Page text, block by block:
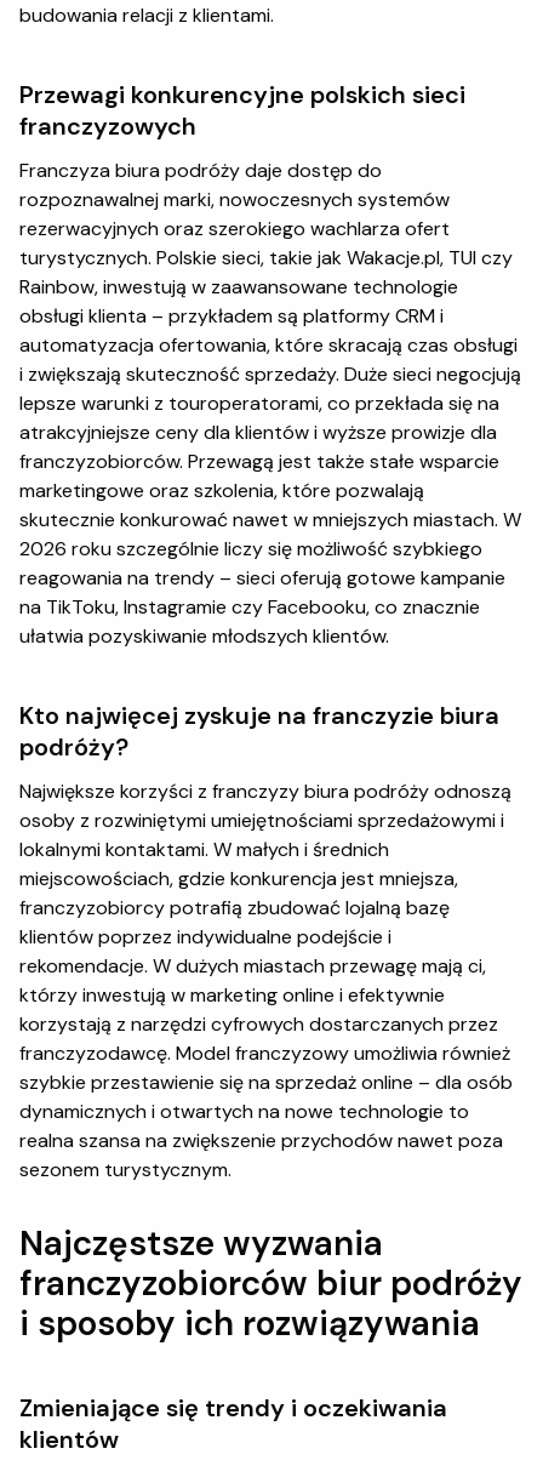
budowania relacji z klientami.
Przewagi konkurencyjne polskich sieci
franczyzowych
Franczyza biura podróży daje dostęp do
rozpoznawalnej marki, nowoczesnych systemów
rezerwacyjnych oraz szerokiego wachlarza ofert
turystycznych. Polskie sieci, takie jak Wakacje.pl, TUI czy
Rainbow, inwestują w zaawansowane technologie
obsługi klienta – przykładem są platformy CRM i
automatyzacja ofertowania, które skracają czas obsługi
i zwiększają skuteczność sprzedaży. Duże sieci negocjują
lepsze warunki z touroperatorami, co przekłada się na
atrakcyjniejsze ceny dla klientów i wyższe prowizje dla
franczyzobiorców. Przewagą jest także stałe wsparcie
marketingowe oraz szkolenia, które pozwalają
skutecznie konkurować nawet w mniejszych miastach. W
2026 roku szczególnie liczy się możliwość szybkiego
reagowania na trendy – sieci oferują gotowe kampanie
na TikToku, Instagramie czy Facebooku, co znacznie
ułatwia pozyskiwanie młodszych klientów.
Kto najwięcej zyskuje na franczyzie biura
podróży?
Największe korzyści z franczyzy biura podróży odnoszą
osoby z rozwiniętymi umiejętnościami sprzedażowymi i
lokalnymi kontaktami. W małych i średnich
miejscowościach, gdzie konkurencja jest mniejsza,
franczyzobiorcy potrafią zbudować lojalną bazę
klientów poprzez indywidualne podejście i
rekomendacje. W dużych miastach przewagę mają ci,
którzy inwestują w marketing online i efektywnie
korzystają z narzędzi cyfrowych dostarczanych przez
franczyzodawcę. Model franczyzowy umożliwia również
szybkie przestawienie się na sprzedaż online – dla osób
dynamicznych i otwartych na nowe technologie to
realna szansa na zwiększenie przychodów nawet poza
sezonem turystycznym.
Najczęstsze wyzwania
franczyzobiorców biur podróży
i sposoby ich rozwiązywania
Zmieniające się trendy i oczekiwania
klientów